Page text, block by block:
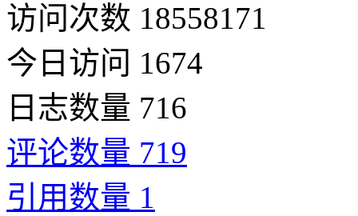
访问次数 18558171
今日访问 1674
日志数量 716
评论数量 719
引用数量 1